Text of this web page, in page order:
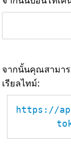
จากนั้นคุณสามาร
เรียลไทม์:
https://